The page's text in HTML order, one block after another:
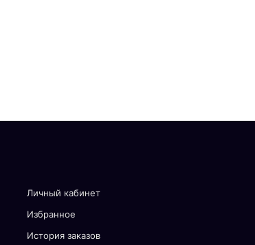
Личный кабинет
Избранное
История заказов